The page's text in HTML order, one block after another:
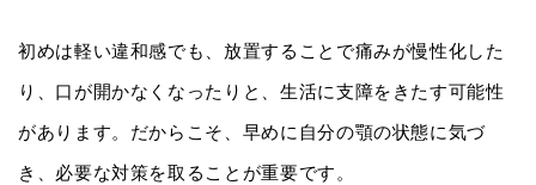
初めは軽い違和感でも、放置することで痛みが慢性化した
り、口が開かなくなったりと、生活に支障をきたす可能性
があります。だからこそ、早めに自分の顎の状態に気づ
き、必要な対策を取ることが重要です。